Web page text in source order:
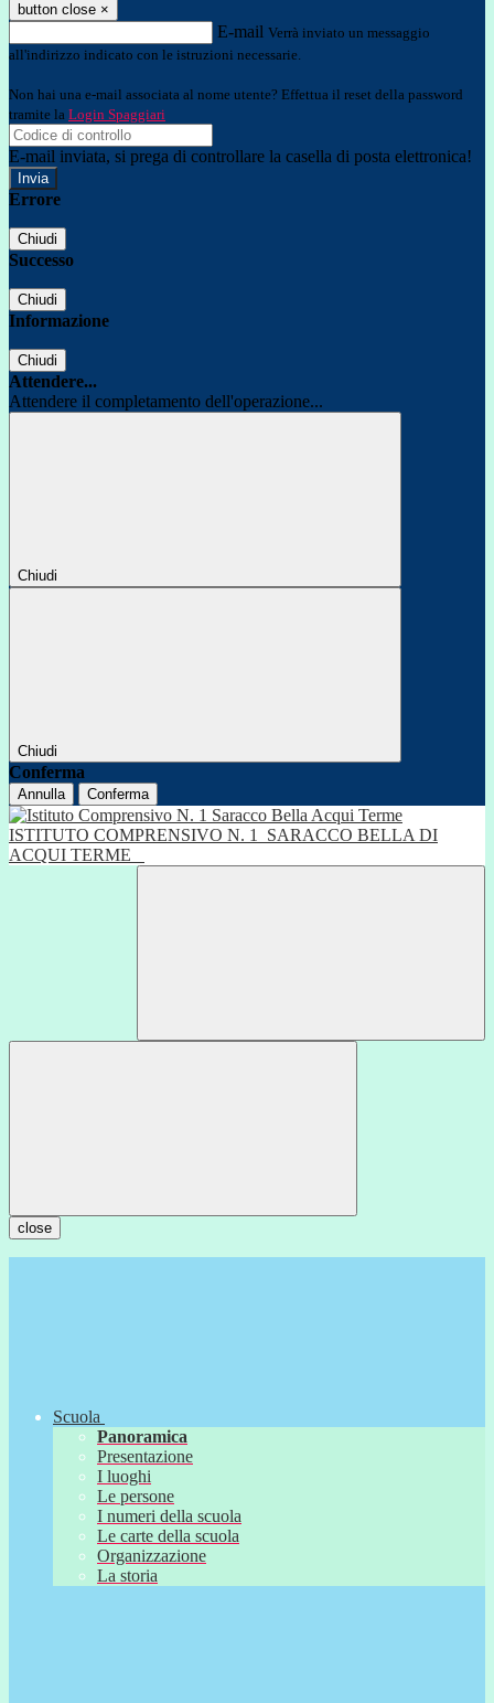
button close ×
E-mail Verrà inviato un messaggio
all'indirizzo indicato con le istruzioni necessarie.
Non hai una e-mail associata al nome utente? Effettua il reset della password
tramite la Login Spaggiari
E-mail inviata, si prega di controllare la casella di posta elettronica!
Errore
Chiudi
Successo
Chiudi
Informazione
Chiudi
Attendere...
Attendere il completamento dell'operazione...
Chiudi
Chiudi
Conferma
Annulla Conferma
ISTITUTO COMPRENSIVO N. 1
SARACCO BELLA DI
ACQUI TERME
close
Scuola
Panoramica
Presentazione
I luoghi
Le persone
I numeri della scuola
Le carte della scuola
Organizzazione
La storia